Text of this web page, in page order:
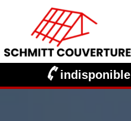
indisponible